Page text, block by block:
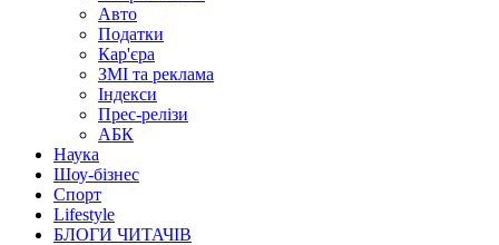
Авто
Податки
Кар'єра
ЗМІ та реклама
Індекси
Прес-релізи
АБК
Наука
Шоу-бізнес
Спорт
Lifestyle
БЛОГИ ЧИТАЧІВ